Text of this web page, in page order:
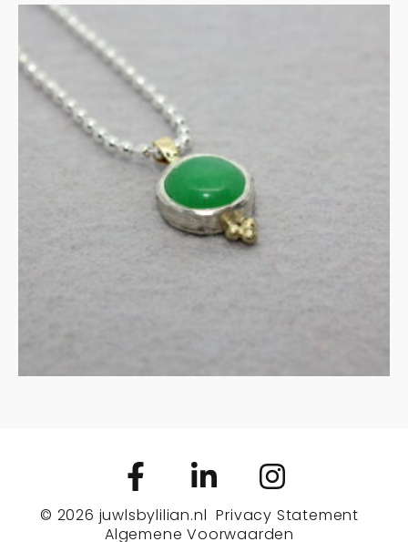
Collier met aventurijn en
goud
€135.00
© 2026 juwlsbylilian.nl Privacy Statement
Algemene Voorwaarden